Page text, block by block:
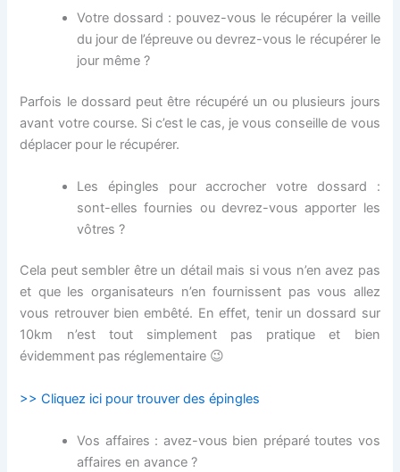
Votre dossard : pouvez-vous le récupérer la veille
du jour de l’épreuve ou devrez-vous le récupérer le
jour même ?
Parfois le dossard peut être récupéré un ou plusieurs jours
avant votre course. Si c’est le cas, je vous conseille de vous
déplacer pour le récupérer.
Les épingles pour accrocher votre dossard :
sont-elles fournies ou devrez-vous apporter les
vôtres ?
Cela peut sembler être un détail mais si vous n’en avez pas
et que les organisateurs n’en fournissent pas vous allez
vous retrouver bien embêté. En effet, tenir un dossard sur
10km n’est tout simplement pas pratique et bien
évidemment pas réglementaire 😉
>> Cliquez ici pour trouver des épingles
Vos affaires : avez-vous bien préparé toutes vos
affaires en avance ?